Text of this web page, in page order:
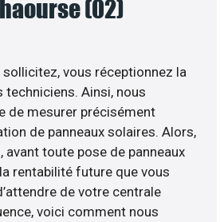
(02)
vous réceptionnez la
techniciens. Ainsi, nous
de mesurer précisément
de panneaux solaires. Alors,
toute pose de panneaux
rentabilité future que vous
de votre centrale
voici comment nous